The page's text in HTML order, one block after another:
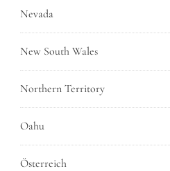
Nevada
New South Wales
Northern Territory
Oahu
Österreich